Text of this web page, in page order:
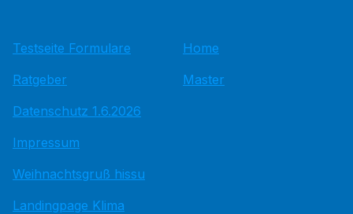
Testseite Formulare
Ratgeber
Datenschutz 1.6.2026
Impressum
Weihnachtsgruß hissu
Landingpage Klima
Home
Master